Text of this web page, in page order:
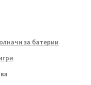
за батерии